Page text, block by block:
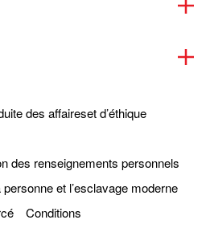
des affaireset d’éthique
des renseignements personnels
et l’esclavage moderne
Conditions